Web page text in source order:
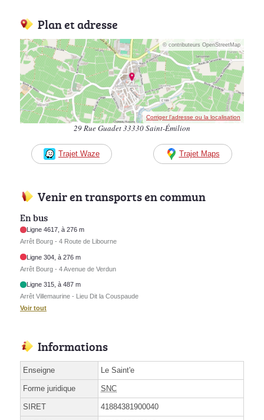
Plan et adresse
© contributeurs OpenStreetMap
Corriger l’adresse ou la localisation
29 Rue Guadet 33330 Saint-Émilion
Trajet Waze Trajet Maps
Venir en transports en commun
En bus
Ligne 4617, à 276 m
Arrêt Bourg - 4 Route de Libourne
Ligne 304, à 276 m
Arrêt Bourg - 4 Avenue de Verdun
Ligne 315, à 487 m
Arrêt Villemaurine - Lieu Dit la Couspaude
Voir tout
Informations
Enseigne Le Saint'e
Forme juridique SNC
SIRET 41884381900040